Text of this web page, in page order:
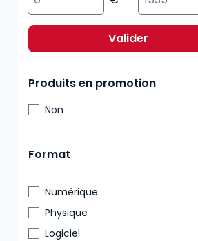
Action sociale
Pénal
Valider
Produits en promotion
Non
Format
Numérique
Physique
Logiciel